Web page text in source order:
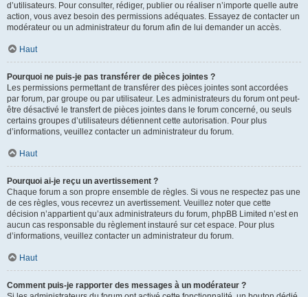
d’utilisateurs. Pour consulter, rédiger, publier ou réaliser n’importe quelle autre
action, vous avez besoin des permissions adéquates. Essayez de contacter un
modérateur ou un administrateur du forum afin de lui demander un accès.
Haut
Pourquoi ne puis-je pas transférer de pièces jointes ?
Les permissions permettant de transférer des pièces jointes sont accordées
par forum, par groupe ou par utilisateur. Les administrateurs du forum ont peut-
être désactivé le transfert de pièces jointes dans le forum concerné, ou seuls
certains groupes d’utilisateurs détiennent cette autorisation. Pour plus
d’informations, veuillez contacter un administrateur du forum.
Haut
Pourquoi ai-je reçu un avertissement ?
Chaque forum a son propre ensemble de règles. Si vous ne respectez pas une
de ces règles, vous recevrez un avertissement. Veuillez noter que cette
décision n’appartient qu’aux administrateurs du forum, phpBB Limited n’est en
aucun cas responsable du règlement instauré sur cet espace. Pour plus
d’informations, veuillez contacter un administrateur du forum.
Haut
Comment puis-je rapporter des messages à un modérateur ?